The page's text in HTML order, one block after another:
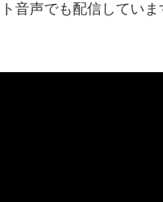
音声でも配信していま